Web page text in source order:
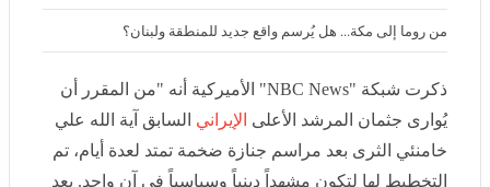
من روما إلى مكة... هل يُرسم واقع جديد للمنطقة ولبنان؟
ذكرت شبكة "NBC News" الأميركية أنه "من المقرر أن
يُوارى جثمان المرشد الأعلى
الإيراني
السابق آية الله علي
خامنئي الثرى بعد مراسم جنازة ضخمة تمتد لعدة أيام، تم
التخطيط لها لتكون مشهداً دينياً وسياسياً في آن واحد. بعد